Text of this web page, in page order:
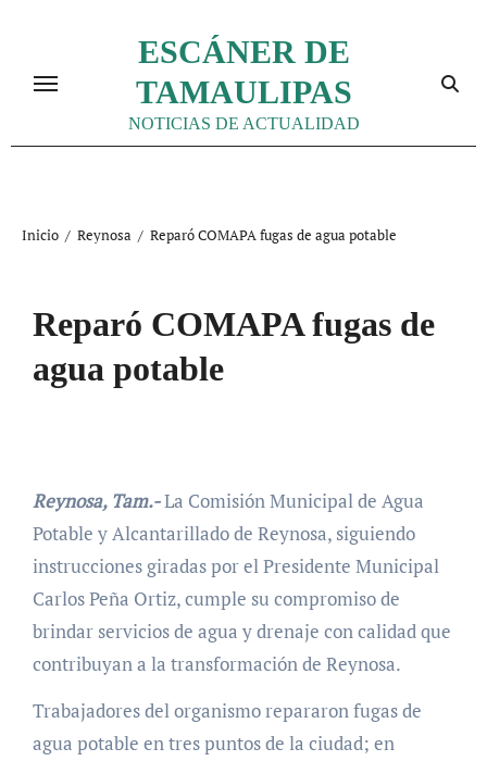
contenido
ESCÁNER DE
TAMAULIPAS
NOTICIAS DE ACTUALIDAD
Inicio Reynosa Reparó COMAPA fugas de agua potable
Reparó COMAPA fugas de
agua potable
Reynosa, Tam.-La Comisión Municipal de Agua
Potable y Alcantarillado de Reynosa, siguiendo
instrucciones giradas por el Presidente Municipal
Carlos Peña Ortiz, cumple su compromiso de
brindar servicios de agua y drenaje con calidad que
contribuyan a la transformación de Reynosa.
Trabajadores del organismo repararon fugas de
agua potable en tres puntos de la ciudad; en